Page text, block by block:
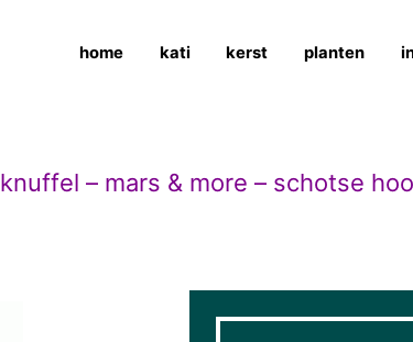
home kati kerst planten
knuffel – mars & more – schotse